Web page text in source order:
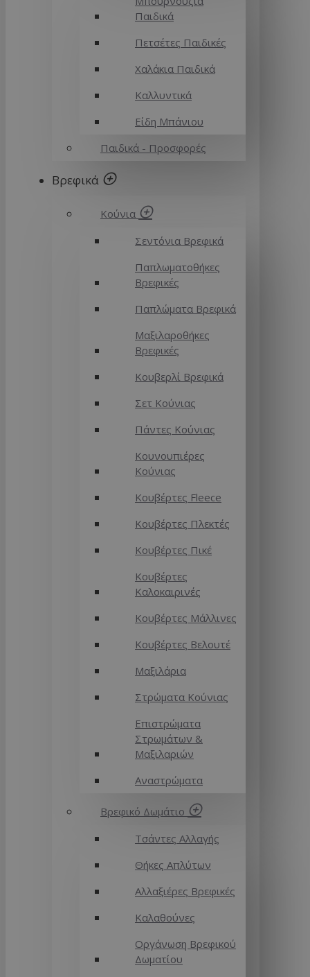
Παιδικά
Πετσέτες Παιδικές
Χαλάκια Παιδικά
Καλλυντικά
Είδη Μπάνιου
Παιδικά - Προσφορές
Βρεφικά
Κούνια
Σεντόνια Βρεφικά
Παπλωματοθήκες
Βρεφικές
Παπλώματα Βρεφικά
Μαξιλαροθήκες
Βρεφικές
Κουβερλί Βρεφικά
Σετ Κούνιας
Πάντες Κούνιας
Κουνουπιέρες
Κούνιας
Κουβέρτες Fleece
Κουβέρτες Πλεκτές
Κουβέρτες Πικέ
Κουβέρτες
Καλοκαιρινές
Κουβέρτες Μάλλινες
Κουβέρτες Βελουτέ
Μαξιλάρια
Στρώματα Κούνιας
Επιστρώματα
Στρωμάτων &
Μαξιλαριών
Αναστρώματα
Βρεφικό Δωμάτιο
Τσάντες Αλλαγής
Θήκες Απλύτων
Αλλαξιέρες Βρεφικές
Καλαθούνες
Οργάνωση Βρεφικού
Δωματίου